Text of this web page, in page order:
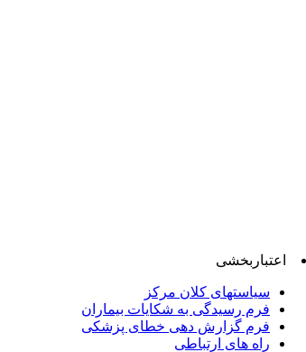
اعتباربخشی
سیاستهای کلان مرکز
فرم رسیدگی به شکایات بیماران
فرم گزارش دهی خطای پزشکی
راه های ارتباطی